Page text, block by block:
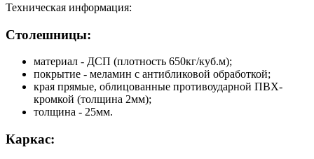
Техническая информация:
Столешницы:
материал - ДСП (плотность 650кг/куб.м);
покрытие - меламин с антибликовой обработкой;
края прямые, облицованные противоударной ПВХ-
кромкой (толщина 2мм);
толщина - 25мм.
Каркас: